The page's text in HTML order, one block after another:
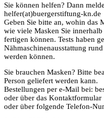
Sie können helfen? Dann
helfer(at)buergerstiftung-kn.de
Geben Sie bitte an, wohin das
wie viele Masken Sie
fertigen können. Tests haben
Nähmaschinenausstattung
werden können.
Sie brauchen Masken? Bitte
Person geliefert werden kann.
Bestellungen per e-Mail bei:
oder über das Kontaktformular
oder über folgende Telefon-